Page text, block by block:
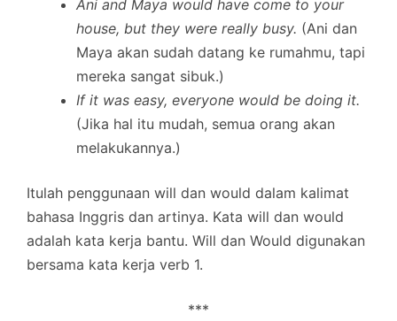
Ani and Maya would have come to your
house, but they were really busy. (Ani dan
Maya akan sudah datang ke rumahmu, tapi
mereka sangat sibuk.)
If it was easy, everyone would be doing it.
(Jika hal itu mudah, semua orang akan
melakukannya.)
Itulah penggunaan will dan would dalam kalimat
bahasa Inggris dan artinya. Kata will dan would
adalah kata kerja bantu. Will dan Would digunakan
bersama kata kerja verb 1.
***